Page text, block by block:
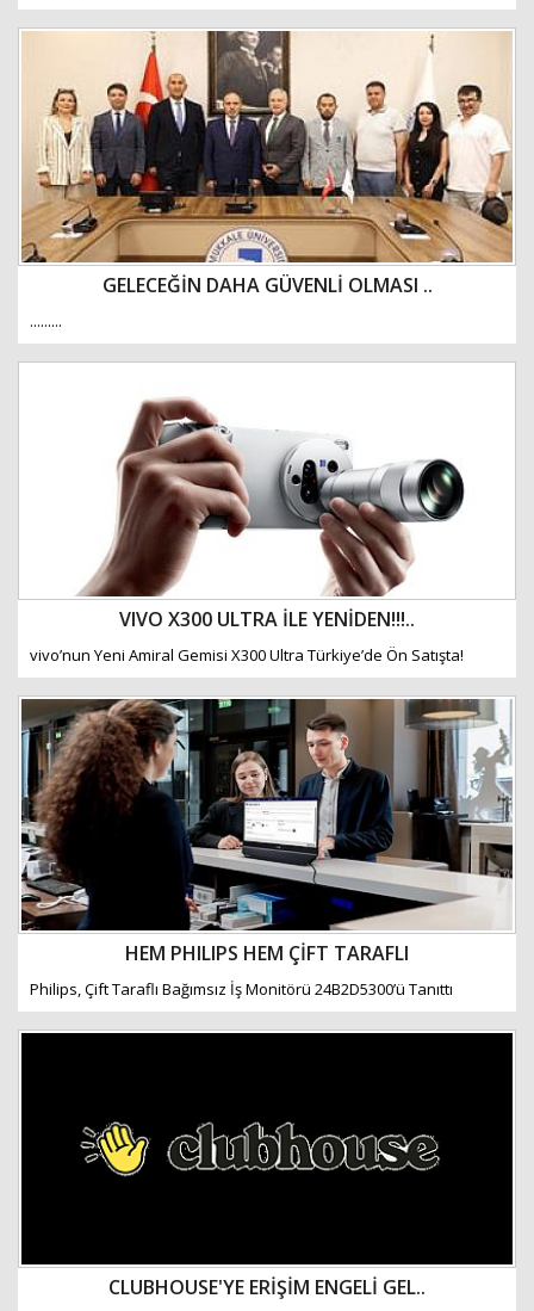
GELECEĞİN DAHA GÜVENLİ OLMASI ..
.........
VIVO X300 ULTRA İLE YENİDEN!!!..
vivo’nun Yeni Amiral Gemisi X300 Ultra Türkiye’de Ön Satışta!
HEM PHILIPS HEM ÇİFT TARAFLI
Philips, Çift Taraflı Bağımsız İş Monitörü 24B2D5300’ü Tanıttı
CLUBHOUSE'YE ERİŞİM ENGELİ GEL..